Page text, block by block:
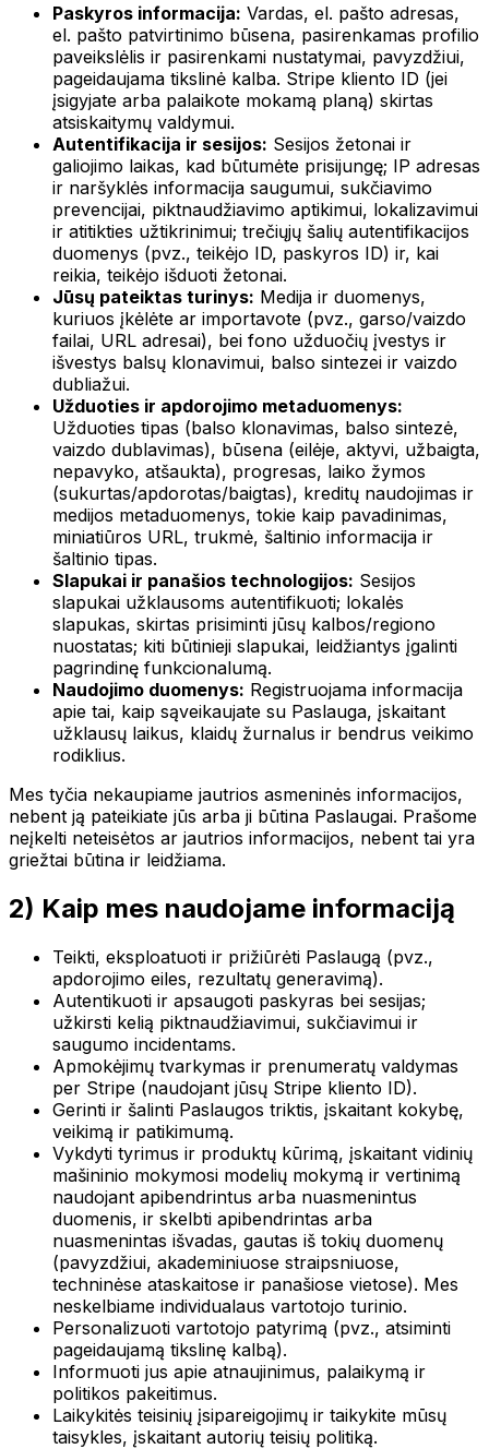
Paskyros informacija: Vardas, el. pašto adresas,
el. pašto patvirtinimo būsena, pasirenkamas profilio
paveikslėlis ir pasirenkami nustatymai, pavyzdžiui,
pageidaujama tikslinė kalba. Stripe kliento ID (jei
įsigyjate arba palaikote mokamą planą) skirtas
atsiskaitymų valdymui.
Autentifikacija ir sesijos: Sesijos žetonai ir
galiojimo laikas, kad būtumėte prisijungę; IP adresas
ir naršyklės informacija saugumui, sukčiavimo
prevencijai, piktnaudžiavimo aptikimui, lokalizavimui
ir atitikties užtikrinimui; trečiųjų šalių autentifikacijos
duomenys (pvz., teikėjo ID, paskyros ID) ir, kai
reikia, teikėjo išduoti žetonai.
Jūsų pateiktas turinys: Medija ir duomenys,
kuriuos įkėlėte ar importavote (pvz., garso/vaizdo
failai, URL adresai), bei fono užduočių įvestys ir
išvestys balsų klonavimui, balso sintezei ir vaizdo
dubliažui.
Užduoties ir apdorojimo metaduomenys:
Užduoties tipas (balso klonavimas, balso sintezė,
vaizdo dublavimas), būsena (eilėje, aktyvi, užbaigta,
nepavyko, atšaukta), progresas, laiko žymos
(sukurtas/apdorotas/baigtas), kreditų naudojimas ir
medijos metaduomenys, tokie kaip pavadinimas,
miniatiūros URL, trukmė, šaltinio informacija ir
šaltinio tipas.
Slapukai ir panašios technologijos: Sesijos
slapukai užklausoms autentifikuoti; lokalės
slapukas, skirtas prisiminti jūsų kalbos/regiono
nuostatas; kiti būtinieji slapukai, leidžiantys įgalinti
pagrindinę funkcionalumą.
Naudojimo duomenys: Registruojama informacija
apie tai, kaip sąveikaujate su Paslauga, įskaitant
užklausų laikus, klaidų žurnalus ir bendrus veikimo
rodiklius.
Mes tyčia nekaupiame jautrios asmeninės informacijos,
nebent ją pateikiate jūs arba ji būtina Paslaugai. Prašome
neįkelti neteisėtos ar jautrios informacijos, nebent tai yra
griežtai būtina ir leidžiama.
2) Kaip mes naudojame informaciją
Teikti, eksploatuoti ir prižiūrėti Paslaugą (pvz.,
apdorojimo eiles, rezultatų generavimą).
Autentikuoti ir apsaugoti paskyras bei sesijas;
užkirsti kelią piktnaudžiavimui, sukčiavimui ir
saugumo incidentams.
Apmokėjimų tvarkymas ir prenumeratų valdymas
per Stripe (naudojant jūsų Stripe kliento ID).
Gerinti ir šalinti Paslaugos triktis, įskaitant kokybę,
veikimą ir patikimumą.
Vykdyti tyrimus ir produktų kūrimą, įskaitant vidinių
mašininio mokymosi modelių mokymą ir vertinimą
naudojant apibendrintus arba nuasmenintus
duomenis, ir skelbti apibendrintas arba
nuasmenintas išvadas, gautas iš tokių duomenų
(pavyzdžiui, akademiniuose straipsniuose,
techninėse ataskaitose ir panašiose vietose). Mes
neskelbiame individualaus vartotojo turinio.
Personalizuoti vartotojo patyrimą (pvz., atsiminti
pageidaujamą tikslinę kalbą).
Informuoti jus apie atnaujinimus, palaikymą ir
politikos pakeitimus.
Laikykitės teisinių įsipareigojimų ir taikykite mūsų
taisykles, įskaitant autorių teisių politiką.